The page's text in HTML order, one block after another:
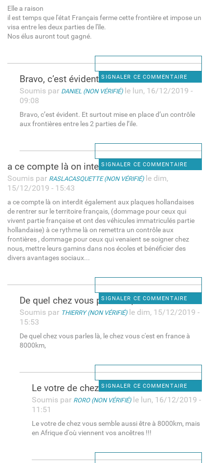
Elle a raison
il est temps que l'état Français ferme cette frontière et impose un
visa entre les deux parties de l'île.
Nos élus auront tout gagné.
SIGNALER CE COMMENTAIRE
Bravo, c’est évident. Et
Soumis par DANIEL (NON VÉRIFIÉ)le lun, 16/12/2019 -
09:08
Bravo, c’est évident. Et surtout mise en place d’un contrôle
aux frontières entre les 2 parties de l’ile.
SIGNALER CE COMMENTAIRE
a ce compte là on interdit
Soumis par RASLACASQUETTE (NON VÉRIFIÉ)le dim,
15/12/2019 - 15:43
a ce compte là on interdit également aux plaques hollandaises
de rentrer sur le territoire français, (dommage pour ceux qui
vivent partie française et ont des véhicules immatriculés partie
hollandaise) à ce rythme là on remettra un contrôle aux
frontières , dommage pour ceux qui venaient se soigner chez
nous, mettre leurs gamins dans nos écoles et bénéficier des
divers avantages sociaux...
SIGNALER CE COMMENTAIRE
De quel chez vous parles là,
Soumis par THIERRY (NON VÉRIFIÉ)le dim, 15/12/2019 -
15:53
De quel chez vous parles là, le chez vous c'est en france à
8000km,
SIGNALER CE COMMENTAIRE
Le votre de chez vous semble
Soumis par RORO (NON VÉRIFIÉ)le lun, 16/12/2019 -
11:51
Le votre de chez vous semble aussi être à 8000km, mais
en Afrique d'où viennent vos ancêtres !!!